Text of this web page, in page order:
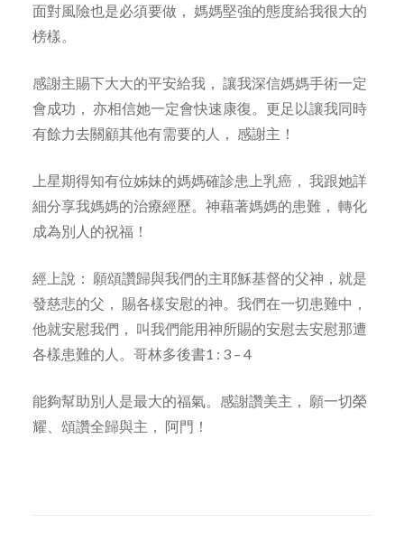
面對風險也是必須要做， 媽媽堅強的態度給我很大的
榜樣。
感謝主賜下大大的平安給我， 讓我深信媽媽手術一定
會成功， 亦相信她一定會快速康復。更足以讓我同時
有餘力去關顧其他有需要的人， 感謝主！
上星期得知有位姊妹的媽媽確診患上乳癌， 我跟她詳
細分享我媽媽的治療經歷。神藉著媽媽的患難， 轉化
成為別人的祝福！
經上說： 願頌讚歸與我們的主耶穌基督的父神，就是
發慈悲的父， 賜各樣安慰的神。我們在一切患難中，
他就安慰我們， 叫我們能用神所賜的安慰去安慰那遭
各樣患難的人。哥林多後書1 : 3 – 4
能夠幫助別人是最大的福氣。感謝讚美主， 願一切榮
耀、頌讚全歸與主， 阿門！